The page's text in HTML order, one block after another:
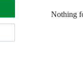
Nothing